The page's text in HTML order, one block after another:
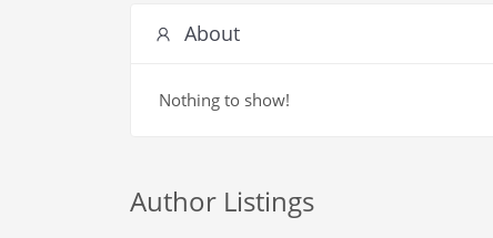
About
Nothing to show!
Author Listings